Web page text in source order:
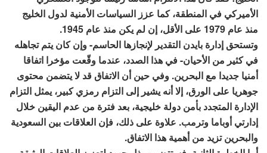
الأميركي في المنطقة، كما عزز السياسات الأمنية لدول الخليج
منذ عام 1979 على الأقل، إن لم يكن منذ عام 1945.
وتستحق إدارة بايدن التقدير لإنجازها الحاسم- وإن كان يتم تجاهله
في كثير من الأحيان- في هذا الصدد، عندما وقّعت مؤخرا اتفاقا
أمنيا جديدا مع البحرين. وفي حين أن الاتفاق قد لا يتضمن محتوى
جوهريا على الورق، إلا أنه يشير إلى التزام رمزي كبير، يمثل التزام
الإدارة المتجدد بأمن دولة خليجية، بعد فترة من عدم اليقين خلال
إدارتي أوباما وترمب. علاوة على ذلك، فإن العلاقات بين السعودية
والبحرين تزيد من أهمية هذا الاتفاق.